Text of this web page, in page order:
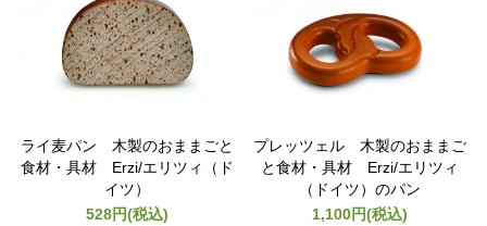
ライ麦パン 木製のおままごと
食材・具材 Erzi/エリツィ（ド
イツ）
528円(税込)
プレッツェル 木製のおままご
と食材・具材 Erzi/エリツィ
（ドイツ）のパン
1,100円(税込)